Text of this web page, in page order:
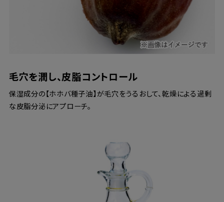
毛穴を潤し、皮脂コントロール
保湿成分の【ホホバ種子油】が毛穴をうるおして、乾燥による過剰
な皮脂分泌にアプローチ。